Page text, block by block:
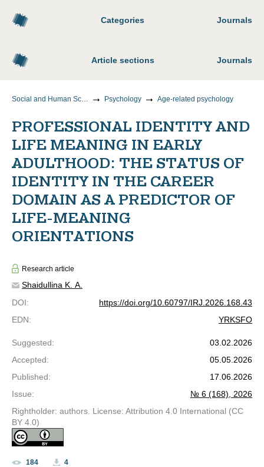
Categories Journals
Article sections Journals
Social and Human Sciences Psychology Age-related psychology
PROFESSIONAL IDENTITY AND
LIFE MEANING IN EARLY
ADULTHOOD: THE STATUS OF
IDENTITY IN THE CAREER
DOMAIN AS A PREDICTOR OF
LIFE-MEANING
ORIENTATIONS
Research article
Shaidullina K. A.
DOI:
https://doi.org/10.60797/IRJ.2026.168.43
EDN: YRKSFO
Suggested:
03.02.2026
Accepted:
05.05.2026
Published:
17.06.2026
Issue:
№ 6 (168), 2026
Rightholder: authors. License: Attribution 4.0 International (CC
BY 4.0)
184 4